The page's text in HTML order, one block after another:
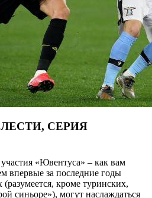
СЕРИЯ
«Ювентуса» – как вам
впервые за последние годы
кроме туринских,
синьоре»), могут наслаждаться